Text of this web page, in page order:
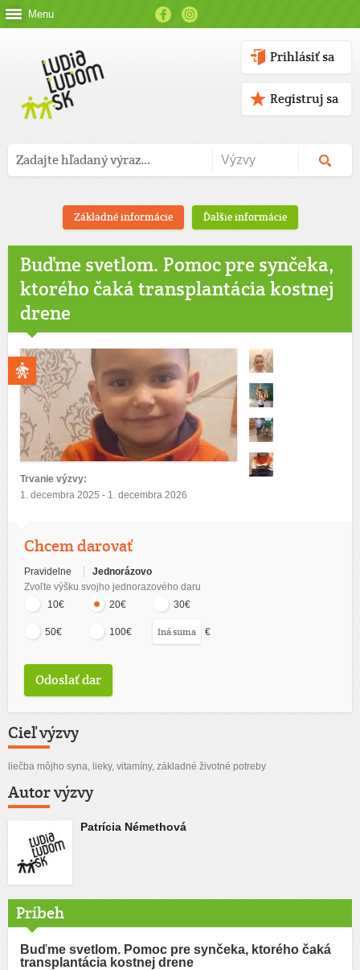
Menu
Prihlásiť sa
Registruj sa
Základné informácie Ďalšie informácie
Buďme svetlom. Pomoc pre synčeka,
ktorého čaká transplantácia kostnej
drene
Trvanie výzvy:
1. decembra 2025 - 1. decembra 2026
Chcem darovať
Pravidelne
Jednorázovo
Zvoľte výšku svojho jednorazového daru
10€
20€ 30€
50€ 100€ €
Cieľ výzvy
liečba môjho syna, lieky, vitamíny, základné životné potreby
Autor výzvy
Patrícia Némethová
Príbeh
Buďme svetlom. Pomoc pre synčeka, ktorého čaká
transplantácia kostnej drene